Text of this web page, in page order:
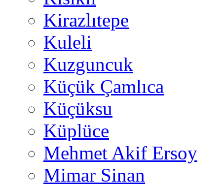
Kirazlıtepe
Kuleli
Kuzguncuk
Küçük Çamlıca
Küçüksu
Küplüce
Mehmet Akif Ersoy
Mimar Sinan